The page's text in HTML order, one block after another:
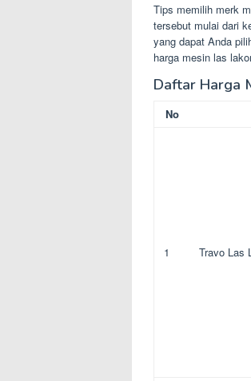
Tips memilih merk
tersebut mulai dari
yang dapat Anda
harga mesin las
Daftar Harga
No
1 Travo Las